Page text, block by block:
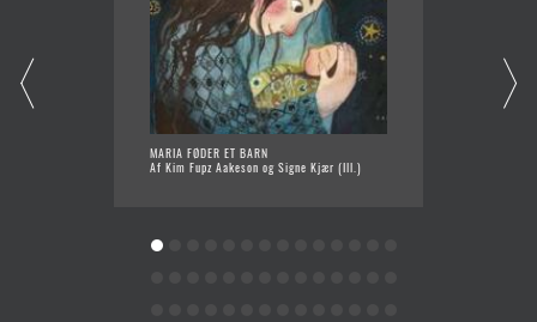
MARIA FØDER ET BARN
Af Kim Fupz Aakeson og Signe Kjær (Ill.)